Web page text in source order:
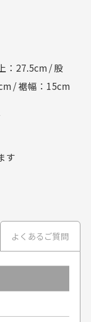
：27.5cm / 股
/ 裾幅：15cm
す
よくあるご質問